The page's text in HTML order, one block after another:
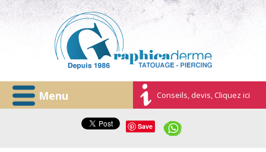
Menu Conseils, devis, Cliquez ici
Save